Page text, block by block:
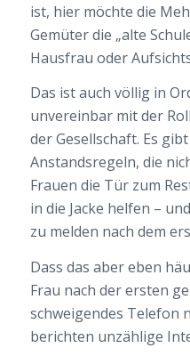
ist, hier möchte die
Gemüter die „alte
Hausfrau oder
Das ist auch völlig in
unvereinbar mit der
der Gesellschaft. Es
Anstandsregeln, die
Frauen die Tür zum
in die Jacke helfen –
zu melden nach dem
Dass das aber eben
Frau nach der ersten
schweigendes Telefon
berichten unzählige